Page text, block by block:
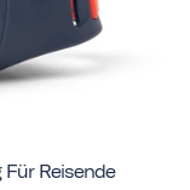
Reisende